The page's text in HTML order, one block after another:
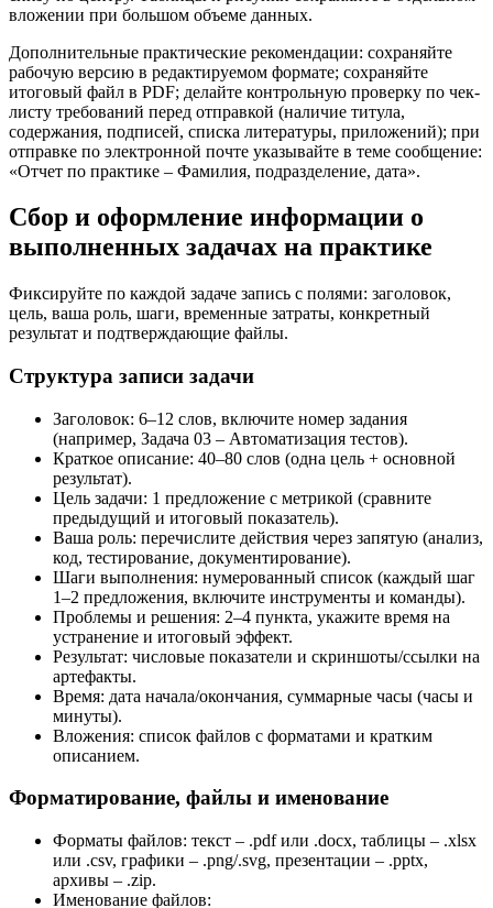
вложении при большом объеме данных.
Дополнительные практические рекомендации: сохраняйте
рабочую версию в редактируемом формате; сохраняйте
итоговый файл в PDF; делайте контрольную проверку по чек-
листу требований перед отправкой (наличие титула,
содержания, подписей, списка литературы, приложений); при
отправке по электронной почте указывайте в теме сообщение:
«Отчет по практике – Фамилия, подразделение, дата».
Сбор и оформление информации о
выполненных задачах на практике
Фиксируйте по каждой задаче запись с полями: заголовок,
цель, ваша роль, шаги, временные затраты, конкретный
результат и подтверждающие файлы.
Структура записи задачи
Заголовок: 6–12 слов, включите номер задания
(например, Задача 03 – Автоматизация тестов).
Краткое описание: 40–80 слов (одна цель + основной
результат).
Цель задачи: 1 предложение с метрикой (сравните
предыдущий и итоговый показатель).
Ваша роль: перечислите действия через запятую (анализ,
код, тестирование, документирование).
Шаги выполнения: нумерованный список (каждый шаг
1–2 предложения, включите инструменты и команды).
Проблемы и решения: 2–4 пункта, укажите время на
устранение и итоговый эффект.
Результат: числовые показатели и скриншоты/ссылки на
артефакты.
Время: дата начала/окончания, суммарные часы (часы и
минуты).
Вложения: список файлов с форматами и кратким
описанием.
Форматирование, файлы и именование
Форматы файлов: текст – .pdf или .docx, таблицы – .xlsx
или .csv, графики – .png/.svg, презентации – .pptx,
архивы – .zip.
Именование файлов: